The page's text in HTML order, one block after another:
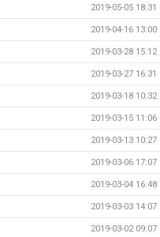
2019-05-05 18:31
2019-04-16 13:00
2019-03-28 15:12
2019-03-27 16:31
2019-03-18 10:32
2019-03-15 11:06
2019-03-13 10:27
2019-03-06 17:07
2019-03-04 16:48
2019-03-03 14:07
2019-03-02 09:07